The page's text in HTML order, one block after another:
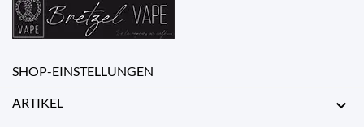
SHOP-EINSTELLUNGEN
ARTIKEL 